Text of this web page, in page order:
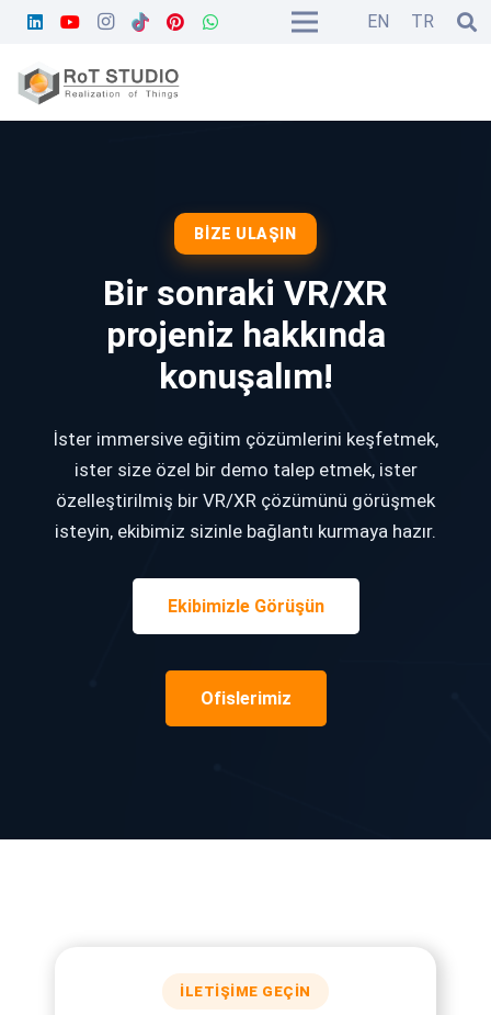
EN TR
BIZE ULAŞIN
Bir sonraki VR/XR
projeniz hakkında
konuşalım!
İster immersive eğitim çözümlerini keşfetmek,
ister size özel bir demo talep etmek, ister
özelleştirilmiş bir VR/XR çözümünü görüşmek
isteyin, ekibimiz sizinle bağlantı kurmaya hazır.
Ekibimizle Görüşün
Ofislerimiz
ILETIŞIME GEÇIN